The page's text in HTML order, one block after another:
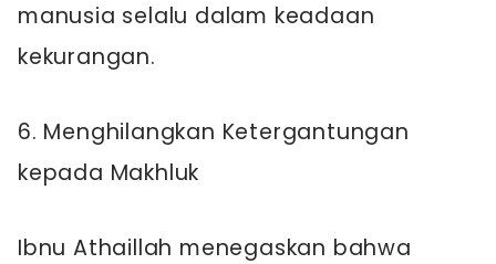
manusia selalu dalam keadaan
kekurangan.
6. Menghilangkan Ketergantungan
kepada Makhluk
Ibnu Athaillah menegaskan bahwa